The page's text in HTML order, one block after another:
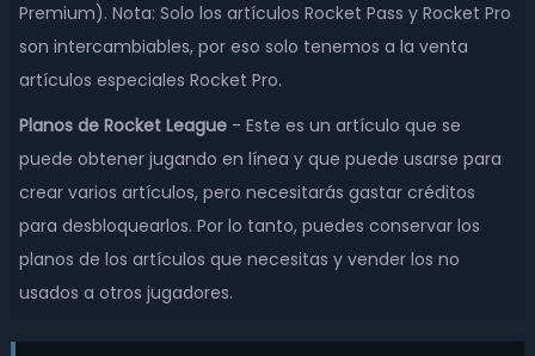
Premium). Nota: Solo los artículos Rocket Pass y Rocket Pro
son intercambiables, por eso solo tenemos a la venta
artículos especiales Rocket Pro.
Planos de Rocket League - Este es un artículo que se
puede obtener jugando en línea y que puede usarse para
crear varios artículos, pero necesitarás gastar créditos
para desbloquearlos. Por lo tanto, puedes conservar los
planos de los artículos que necesitas y vender los no
usados a otros jugadores.